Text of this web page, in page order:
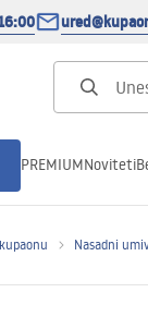
PREMIUMNoviteti
Nasadni